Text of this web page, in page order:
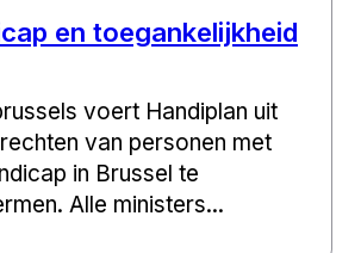
en toegankelijkheid
voert Handiplan uit
van personen met
in Brussel te
Alle ministers...